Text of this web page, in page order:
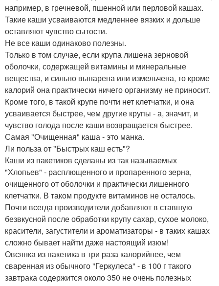
например, в гречневой, пшенной или перловой кашах.
Такие каши усваиваются медленнее вязких и дольше
оставляют чувство сытости.
Не все каши одинаково полезны.
Только в том случае, если крупа лишена зерновой
оболочки, содержащей витамины и минеральные
вещества, и сильно выпарена или измельчена, то кроме
калорий она практически ничего организму не приносит.
Кроме того, в такой крупе почти нет клетчатки, и она
усваивается быстрее, чем другие крупы - а, значит, и
чувство голода после каши возвращается быстрее.
Самая "Очищенная" каша - это манка.
Ли польза от "Быстрых каш есть"?
Каши из пакетиков сделаны из так называемых
"Хлопьев" - расплющенного и пропаренного зерна,
очищенного от оболочки и практически лишенного
клетчатки. В таком продукте витаминов не осталось.
Почти всегда производители добавляют в ставшую
безвкусной после обработки крупу сахар, сухое молоко,
красители, загустители и ароматизаторы - в таких кашах
сложно бывает найти даже настоящий изюм!
Овсянка из пакетика в три раза калорийнее, чем
сваренная из обычного "Геркулеса" - в 100 г такого
завтрака содержится около 350 не очень полезных